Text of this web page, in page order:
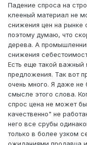
Падение спроса на
клееный материал не
снижения цен на рынке
поэтому думаю, что
дерева. А
снижения
Есть еще такой важный
предложения. Так вот
очень много. Я даже не
смысле этого слова.
спрос цена не может
качественно" не
него все срубы
только в более узком